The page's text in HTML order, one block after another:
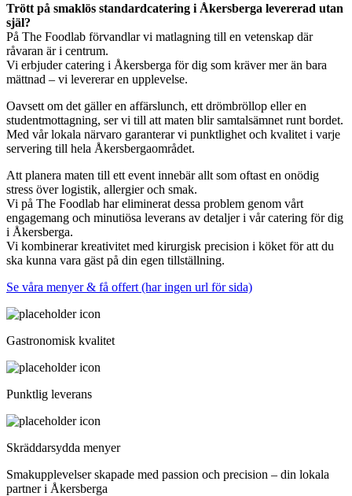
Trött på smaklös standardcatering i Åkersberga levererad utan
själ?
På The Foodlab förvandlar vi matlagning till en vetenskap där
råvaran är i centrum.
Vi erbjuder catering i Åkersberga för dig som kräver mer än bara
mättnad – vi levererar en upplevelse.
Oavsett om det gäller en affärslunch, ett drömbröllop eller en
studentmottagning, ser vi till att maten blir samtalsämnet runt bordet.
Med vår lokala närvaro garanterar vi punktlighet och kvalitet i varje
servering till hela Åkersbergaområdet.
Att planera maten till ett event innebär allt som oftast en onödig
stress över logistik, allergier och smak.
Vi på The Foodlab har eliminerat dessa problem genom vårt
engagemang och minutiösa leverans av detaljer i vår catering för dig
i Åkersberga.
Vi kombinerar kreativitet med kirurgisk precision i köket för att du
ska kunna vara gäst på din egen tillställning.
Se våra menyer & få offert (har ingen url för sida)
Gastronomisk kvalitet
Punktlig leverans
Skräddarsydda menyer
Smakupplevelser skapade med passion och precision – din lokala
partner i Åkersberga